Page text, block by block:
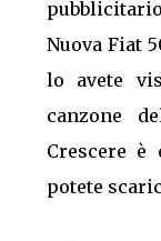
Nuova Fiat
lo avete
canzone
Crescere è
potete